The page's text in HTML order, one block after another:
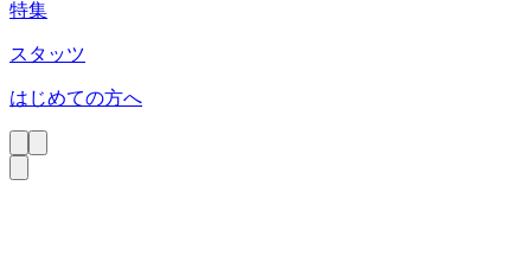
特集
スタッツ
はじめての方へ